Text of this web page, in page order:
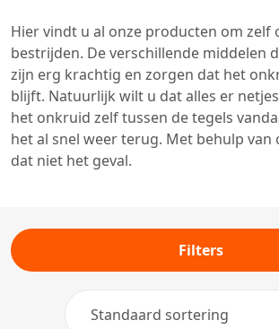
Hier vindt u al onze producten om zelf
bestrijden. De verschillende middelen
zijn erg krachtig en zorgen dat het
blijft. Natuurlijk wilt u dat alles er
het onkruid zelf tussen de tegels
het al snel weer terug. Met behulp van
dat niet het geval.
Filters